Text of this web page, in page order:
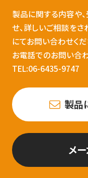
製品に関する内容や
せ、詳しいご相談を
にてお問い合わせくだ
お電話でのお問い合
TEL:06-6435-9747
製品
メ